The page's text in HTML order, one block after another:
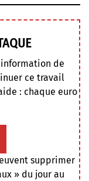
information de
ce travail
: chaque euro
supprimer
» du jour au